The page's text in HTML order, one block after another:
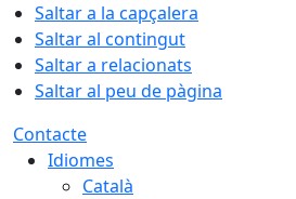
Saltar a la capçalera
Saltar al contingut
Saltar a relacionats
Saltar al peu de pàgina
Contacte
Idiomes
Català